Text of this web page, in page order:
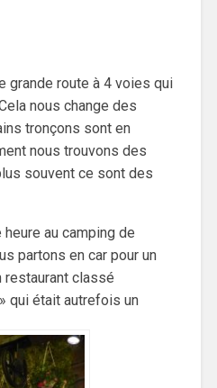
grande route à 4 voies qui
nous change des
tronçons sont en
nous trouvons des
souvent ce sont des
au camping de
partons en car pour un
restaurant classé
qui était autrefois un